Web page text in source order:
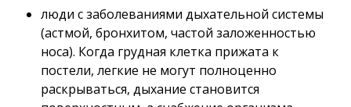
люди с заболеваниями дыхательной системы
(астмой, бронхитом, частой заложенностью
носа). Когда грудная клетка прижата к
постели, легкие не могут полноценно
раскрываться, дыхание становится